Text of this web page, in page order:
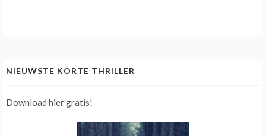
NIEUWSTE KORTE THRILLER
Download hier gratis!